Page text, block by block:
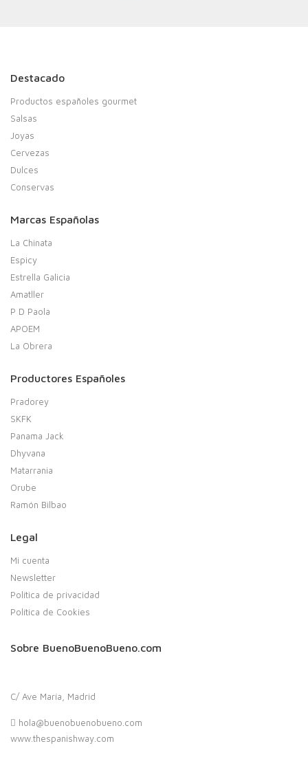
Destacado
Productos españoles gourmet
Salsas
Joyas
Cervezas
Dulces
Conservas
Marcas Españolas
La Chinata
Espicy
Estrella Galicia
Amatller
P D Paola
APOEM
La Obrera
Productores Españoles
Pradorey
SKFK
Panama Jack
Dhyvana
Matarrania
Orube
Ramón Bilbao
Legal
Mi cuenta
Newsletter
Política de privacidad
Política de Cookies
Sobre BuenoBuenoBueno.com
C/ Ave María, Madrid
hola@buenobuenobueno.com
www.thespanishway.com